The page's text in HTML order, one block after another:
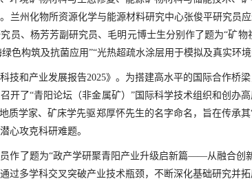
兰州化物所资源化学与能源材料研究中心张俊平研究
员、杨芳芳副研究员、毛明元博士生分别作了题为“矿
色构筑及抗菌应用”“光热超疏水涂层用于模拟及真实环
技和产业发展报告2025》。为搭建高水平的国际合作桥
开了“青阳论坛（非金属矿）”国际科学技术组织和创办
质学家、矿床学先驱郑厚怀先生的名字命名，旨在传承
心攻克科研难题。
作了题为“政产学研聚青阳产业升级启新篇——从融合创
过多学科交叉突破产业技术瓶颈，不断深化基础研究并